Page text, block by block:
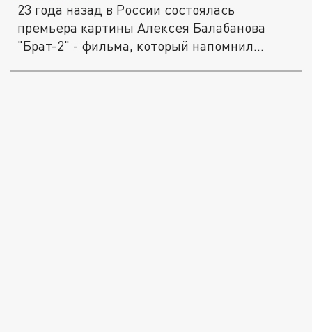
23 года назад в России состоялась
премьера картины Алексея Балабанова
"Брат-2" - фильма, который напомнил...